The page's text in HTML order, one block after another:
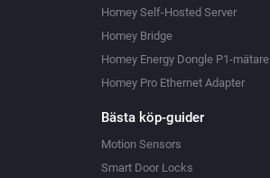
Homey Self-Hosted Server
Homey Bridge
Homey Energy Dongle P1-mätare
Homey Pro Ethernet Adapter
Bästa köp-guider
Motion Sensors
Smart Door Locks